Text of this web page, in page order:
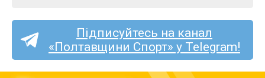
Підписуйтесь на канал
«Полтавщини Спорт» у Telegram!